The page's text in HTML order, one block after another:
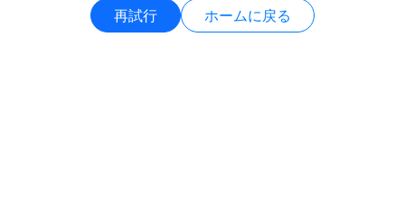
再試行 ホームに戻る